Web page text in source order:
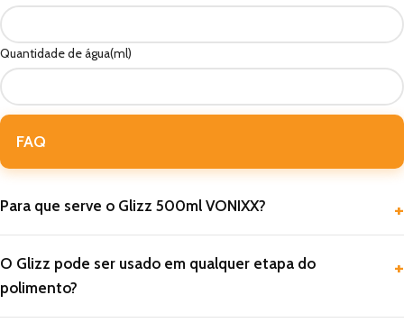
Quantidade de água(ml)
FAQ
Para que serve o Glizz 500ml VONIXX?
O Glizz pode ser usado em qualquer etapa do
polimento?